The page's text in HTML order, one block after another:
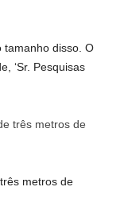
tamanho disso. O
‘Sr. Pesquisas
metros de